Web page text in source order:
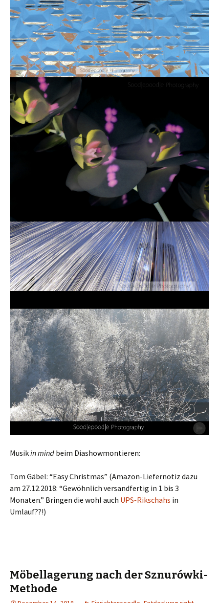
Musikin mind beim Diashowmontieren:
Tom Gäbel: “Easy Christmas” (Amazon-Liefernotiz dazu
am 27.12.2018: “Gewöhnlich versandfertig in 1 bis 3
Monaten.” Bringen die wohl auch UPS-Rikschahs in
Umlauf??!)
Möbellagerung nach der Sznurówki-
Methode